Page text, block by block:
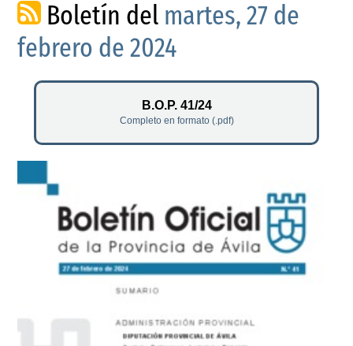
Boletín del martes, 27 de
febrero de 2024
B.O.P. 41/24
Completo en formato (.pdf)